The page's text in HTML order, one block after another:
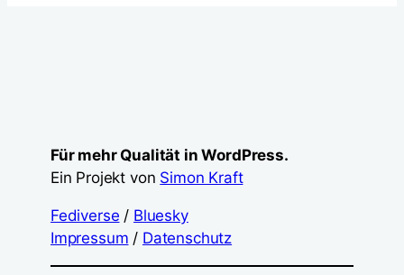
Für mehr Qualität in WordPress.
Ein Projekt von Simon Kraft
Fediverse / Bluesky
Impressum / Datenschutz